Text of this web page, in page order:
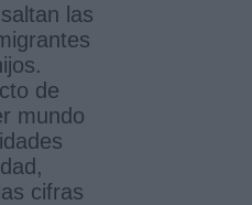
las
de
mundo
cifras